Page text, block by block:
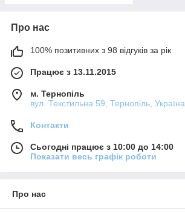
Про нас
100% позитивних з 98 відгуків за рік
Працює з 13.11.2015
м. Тернопіль
вул. Текстильна 59, Тернопіль, Україна
Контакти
Сьогодні працює з 10:00 до 14:00
Показати весь графік роботи
Про нас